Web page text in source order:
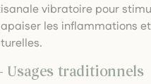
vibratoire pour
apaiser les inflammations
Usages traditionnels